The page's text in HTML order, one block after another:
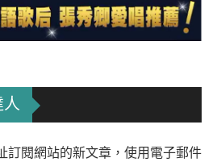
訂閱網站的新文章，使用電子郵件